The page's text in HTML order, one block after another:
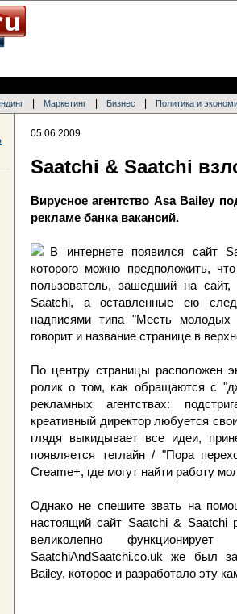
Маркетинг Бизнес Политика и
05.06.2009
Saatchi & Saatchi
Вирусное агентство Asa Bailey
рекламе банка вакансий.
В интернете появился сайт
которого можно предположить,
пользователь, зашедший на
Saatchi, а оставленные ею
надписями типа "Месть
говорит и название странице в
По центру страницы расположен
ролик о том, как обращаются с
рекламных агентствах:
креативный директор любуется
глядя выкидывает все идеи,
появляется теглайн / "Пора
Creame+, где могут найти работу
Однако не спешите звать на
настоящий сайт Saatchi &
великолепно
SaatchiAndSaatchi.co.uk же был
Bailey, которое и разработало эту